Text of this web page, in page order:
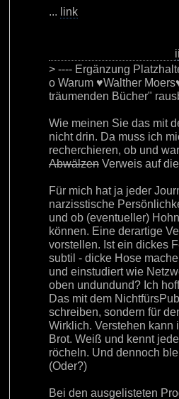
... link
> ---- Ergänzung
o Warum ♥Walther
träumenden Bücher"
Wie meinen Sie das mit
nicht drin. Da muss ich
recherchieren, ob und
Abwälzen Verweis auf
Für mich hat ja jeder
narzisstische
und ob (eventueller)
können. Eine derartige
vorstellen. Ist ein dickes
subtil - dicke Hose
und einstudiert wie
oben undundund? Ich
Das mit dem
schreiben, sondern für
Wirklich. Verstehen kann
Brot. Weiß und kennt
röcheln. Und dennoch
(Oder?)
Bei den ausgelisteten